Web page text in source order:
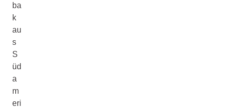
ba
k
au
s
S
üd
a
m
eri